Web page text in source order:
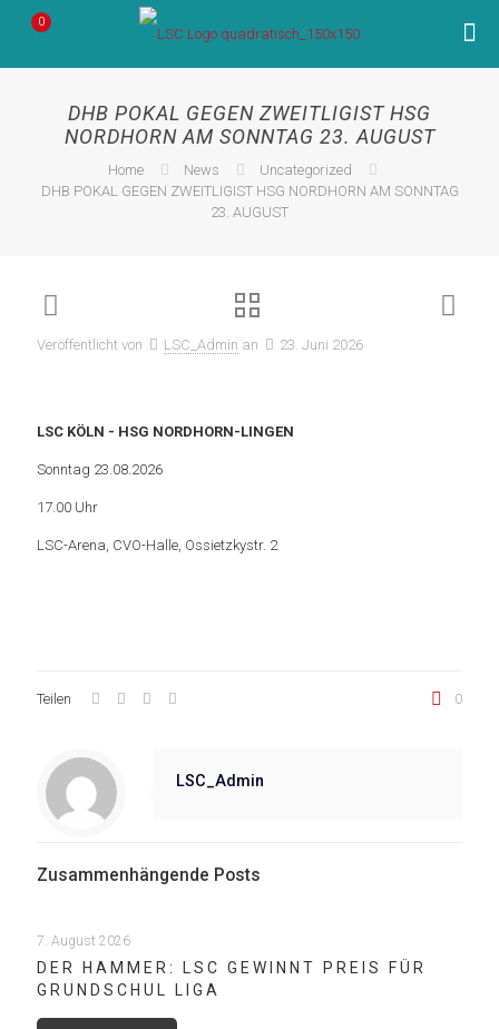
0
DHB POKAL GEGEN ZWEITLIGIST HSG
NORDHORN AM SONNTAG 23. AUGUST
Home News
Uncategorized
DHB POKAL GEGEN ZWEITLIGIST HSG NORDHORN AM SONNTAG
23. AUGUST
Veröffentlicht von LSC_Admin an 23. Juni 2026
LSC KÖLN - HSG NORDHORN-LINGEN
Sonntag 23.08.2026
17.00 Uhr
LSC-Arena, CVO-Halle, Ossietzkystr. 2
Teilen 0
LSC_Admin
Zusammenhängende Posts
7. August 2026
DER HAMMER: LSC GEWINNT PREIS FÜR
GRUNDSCHUL LIGA